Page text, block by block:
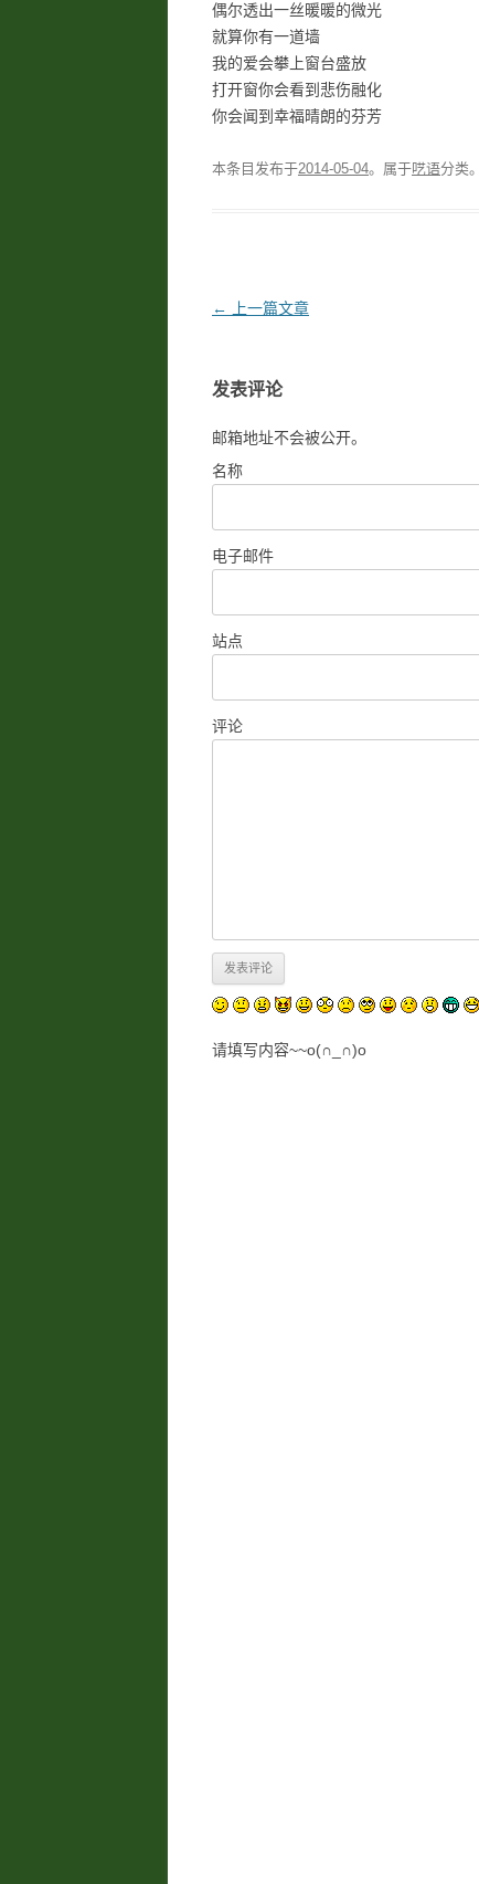
偶尔透出一丝暖暖的微光
就算你有一道墙
我的爱会攀上窗台盛放
打开窗你会看到悲伤融化
你会闻到幸福晴朗的芬芳
本条目发布于2014-05-04。属于呓语分类。
文
航
← 上一篇文章
发表评论
邮箱地址不会被公开。
名称
电子邮件
站点
评论
请填写内容~~o(∩_∩)o